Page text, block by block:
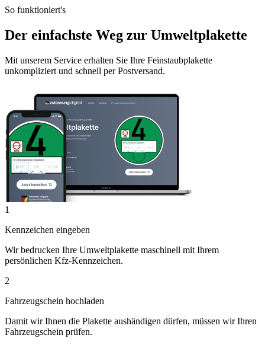
So funktioniert's
Der einfachste Weg zur Umweltplakette
Mit unserem Service erhalten Sie Ihre Feinstaubplakette
unkompliziert und schnell per Postversand.
1
Kennzeichen eingeben
Wir bedrucken Ihre Umweltplakette maschinell mit Ihrem
persönlichen Kfz-Kennzeichen.
2
Fahrzeugschein hochladen
Damit wir Ihnen die Plakette aushändigen dürfen, müssen wir Ihren
Fahrzeugschein prüfen.